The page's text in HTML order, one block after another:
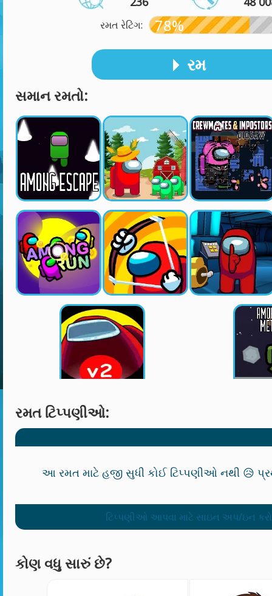
રમત રેટિંગ: 78%
રમ
સમાન રમતો:
રમત ટિપ્પણીઓ:
આ રમત માટે હજી સુધી કોઈ ટિપ્પણીઓ નથી 😥
ટિપ્પણીઓ આપવા માટે સાઇન અપ/ઇન કરો
કોણ વધુ સારું છે?